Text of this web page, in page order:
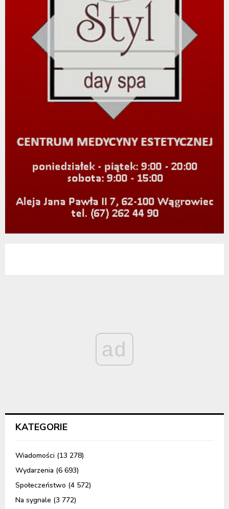
ad
KATEGORIE
Wiadomości (13 278)
Wydarzenia (6 693)
Społeczeństwo (4 572)
Na sygnale (3 772)